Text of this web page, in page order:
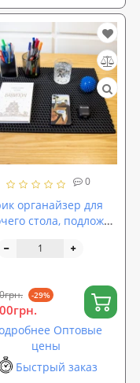
0
органайзер для
стола, подложка
(R-00059)
-29%
Оптовые
цены
Быстрый заказ